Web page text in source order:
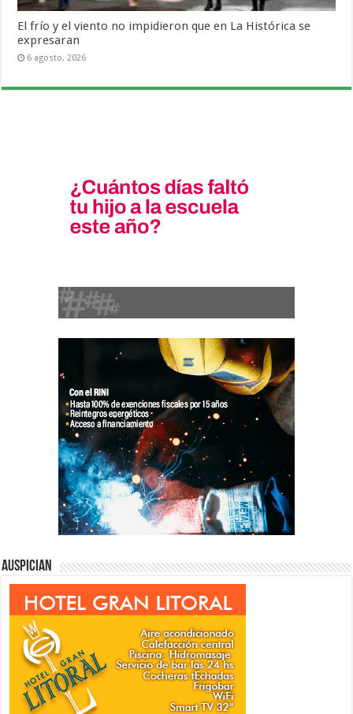
El frío y el viento no impidieron que en La Histórica se
expresaran
6 agosto, 2026
Auspician